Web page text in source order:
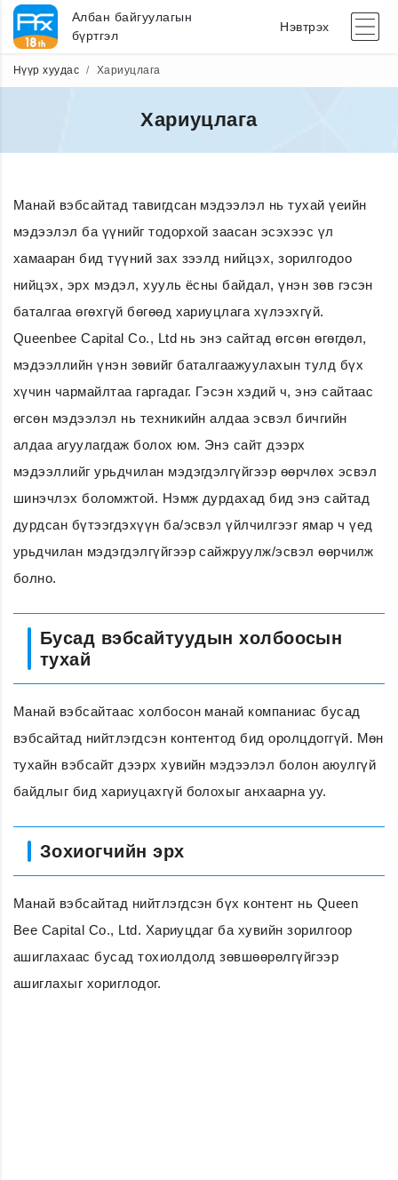
Албан байгуулагын
бүртгэл
Нэвтрэх
Нүүр хуудас Хариуцлага
Хариуцлага
Манай вэбсайтад тавигдсан мэдээлэл нь тухай үеийн
мэдээлэл ба үүнийг тодорхой заасан эсэхээс үл
хамааран бид түүний зах зээлд нийцэх, зорилгодоо
нийцэх, эрх мэдэл, хууль ёсны байдал, үнэн зөв гэсэн
баталгаа өгөхгүй бөгөөд хариуцлага хүлээхгүй.
Queenbee Capital Co., Ltd нь энэ сайтад өгсөн өгөгдөл,
мэдээллийн үнэн зөвийг баталгаажуулахын тулд бүх
хүчин чармайлтаа гаргадаг. Гэсэн хэдий ч, энэ сайтаас
өгсөн мэдээлэл нь техникийн алдаа эсвэл бичгийн
алдаа агуулагдаж болох юм. Энэ сайт дээрх
мэдээллийг урьдчилан мэдэгдэлгүйгээр өөрчлөх эсвэл
шинэчлэх боломжтой. Нэмж дурдахад бид энэ сайтад
дурдсан бүтээгдэхүүн ба/эсвэл үйлчилгээг ямар ч үед
урьдчилан мэдэгдэлгүйгээр сайжруулж/эсвэл өөрчилж
болно.
Бусад вэбсайтуудын холбоосын
тухай
Манай вэбсайтаас холбосон манай компаниас бусад
вэбсайтад нийтлэгдсэн контентод бид оролцдоггүй. Мөн
тухайн вэбсайт дээрх хувийн мэдээлэл болон аюулгүй
байдлыг бид хариуцахгүй болохыг анхаарна уу.
Зохиогчийн эрх
Манай вэбсайтад нийтлэгдсэн бүх контент нь Queen
Bee Capital Co., Ltd. Хариуцдаг ба хувийн зорилгоор
ашиглахаас бусад тохиолдолд зөвшөөрөлгүйгээр
ашиглахыг хориглодог.